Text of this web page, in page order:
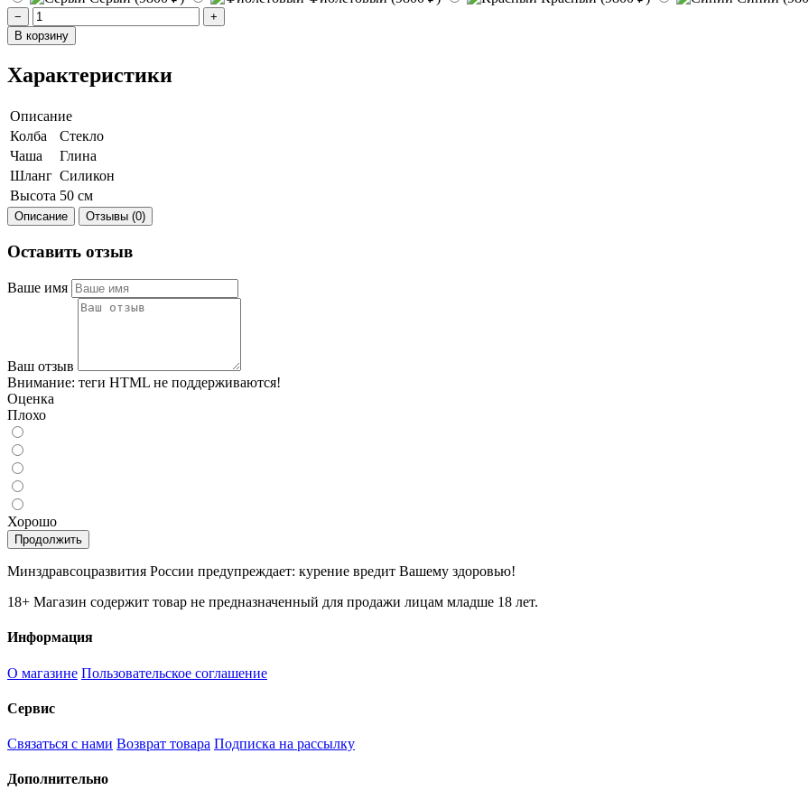
−
+
В корзину
Характеристики
Описание
Колба
Стекло
Чаша
Глина
Шланг Силикон
Высота 50 см
Описание Отзывы (0)
Оставить отзыв
Ваше имя
Ваш отзыв
Внимание: теги HTML не поддерживаются!
Оценка
Плохо
Хорошо
Продолжить
Минздравсоцразвития России предупреждает: курение вредит Вашему здоровью!
18+ Магазин содержит товар не предназначенный для продажи лицам младше 18 лет.
Информация
О магазине Пользовательское соглашение
Сервис
Связаться с нами Возврат товара Подписка на рассылку
Дополнительно